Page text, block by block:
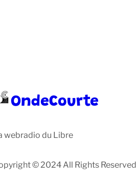
OndeCourte
webradio du Libre
© 2024 All Rights Reserved